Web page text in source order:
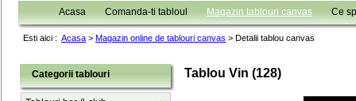
Acasa Comanda-ti tabloul Magazin tablouri canvas Ce
Esti aici : Acasa > Magazin online de tablouri canvas > Detalii tablou canvas
Categorii tablouri Tablou Vin (128)